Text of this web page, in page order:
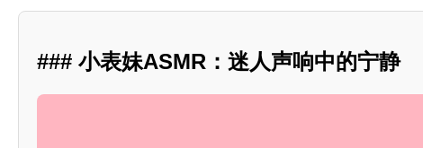
### 小表妹ASMR：迷人声响中的宁静